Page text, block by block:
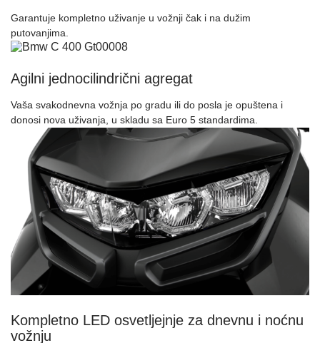
Garantuje kompletno uživanje u vožnji čak i na dužim
putovanjima.
Agilni jednocilindrični agregat
Vaša svakodnevna vožnja po gradu ili do posla je opuštena i
donosi nova uživanja, u skladu sa Euro 5 standardima.
Kompletno LED osvetljejnje za dnevnu i noćnu
vožnju